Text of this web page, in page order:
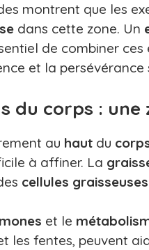
montrent que les
dans cette zone. Un
de combiner ces
et la persévérance
du corps :
au haut du
à affiner. La
cellules graisseuses
et le
les fentes, peuvent